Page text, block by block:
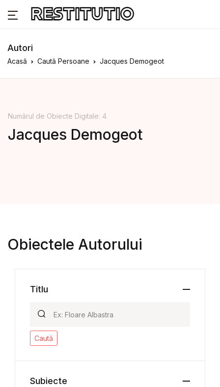
Autori
Acasă Caută Persoane Jacques Demogeot
Numărul de Obiecte Digitale: 4
Jacques Demogeot
Obiectele Autorului
Titlu
Caută
Subiecte